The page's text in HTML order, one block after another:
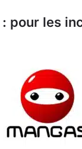
pour les